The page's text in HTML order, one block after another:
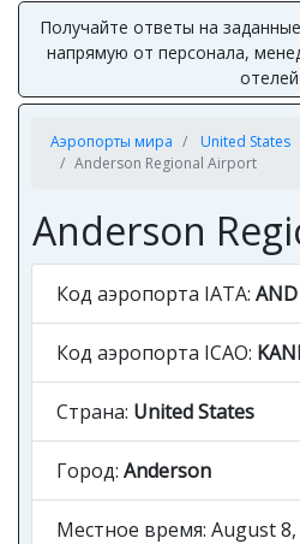
Получайте ответы на
напрямую от персонала,
отелей
Аэропорты мира
United States
Anderson Regional Airport
Anderson
Код аэропорта IATA: AND
Код аэропорта ICAO:
Страна: United States
Город: Anderson
Местное время: August 8,